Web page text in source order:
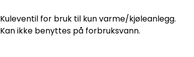
Kuleventil for bruk til kun varme/kjøleanlegg.
Kan ikke benyttes på forbruksvann.